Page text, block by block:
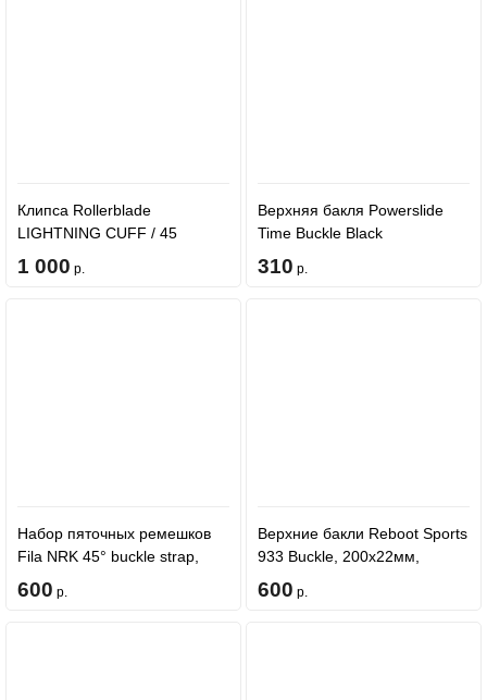
Клипса Rollerblade
LIGHTNING CUFF / 45
BUCKLES 1PCS Black
1 000 р.
Верхняя бакля Powerslide
Time Buckle Black
310 р.
Набор пяточных ремешков
Fila NRK 45° buckle strap,
пара
600 р.
Верхние бакли Reboot Sports
933 Buckle, 200x22мм,
чёрная, пара (левая +
правая)
600 р.